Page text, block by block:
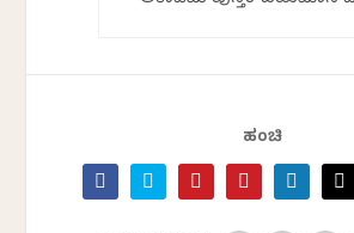
ಹಂಚಿ